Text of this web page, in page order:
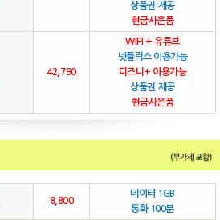
상품권 제공
현금사은품
42,790
WIFI + 유튜브
넷플릭스 이용가능
디즈니+ 이용가능
상품권 제공
현금사은품
8,800
데이터 1GB
통화 100분